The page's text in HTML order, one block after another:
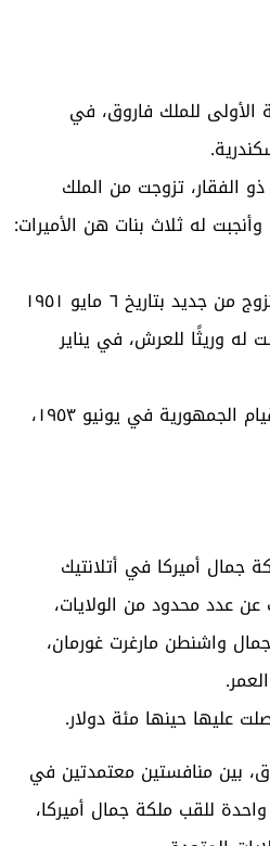
الأولى للملك فاروق، في
.
الفقار، تزوجت من الملك
بتاريخ ٢٠ يناير ١٩٣٨، وأنجبت له ثلاث بنات هن الأميرات:
إلا أنه طلقها عام ١٩٤٨، وتزوج من جديد بتاريخ ٦ مايو ١٩٥١
له وريثًا للعرش، في يناير
إلا أن ثورة يوليو” ١٩٥٢، وقيام الجمهورية في يونيو ١٩٥٣،
جمال أميركا في أتلانتيك
عدد محدود من الولايات،
واشنطن مارغرت غورمان،
.
عليها حينها مئة دولار.
بين منافستين معتمدتين في
واحدة للقب ملكة جمال أميركا،